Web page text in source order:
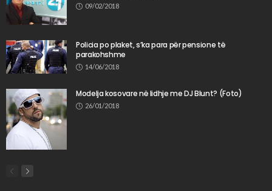
09/02/2018
Policia po plaket, s’ka para për pensione të
parakohshme
14/06/2018
Modelja kosovare në lidhje me DJ Blunt? (Foto)
26/01/2018